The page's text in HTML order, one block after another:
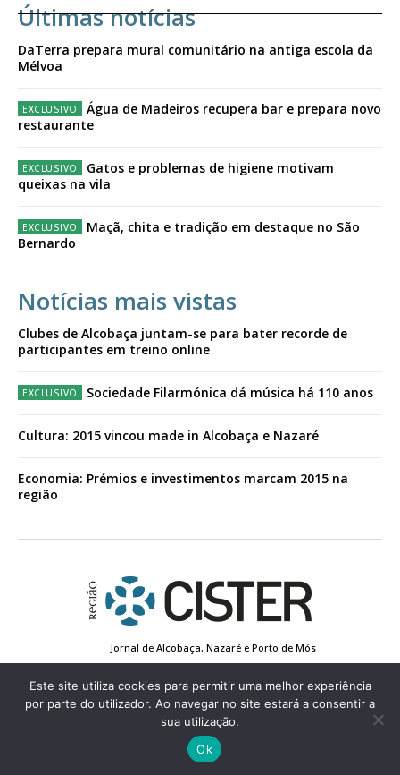
Últimas notícias
DaTerra prepara mural comunitário na antiga escola da
Mélvoa
Água de Madeiros recupera bar e prepara novo
restaurante
Gatos e problemas de higiene motivam
queixas na vila
Maçã, chita e tradição em destaque no São
Bernardo
Notícias mais vistas
Clubes de Alcobaça juntam-se para bater recorde de
participantes em treino online
Sociedade Filarmónica dá música há 110 anos
Cultura: 2015 vincou made in Alcobaça e Nazaré
Economia: Prémios e investimentos marcam 2015 na
região
Jornal de Alcobaça, Nazaré e Porto de Mós
Conta de Registo
Edição Impressa
© 2022 Região de Cister - Todos os direitos reservados.
Este site utiliza cookies para permitir uma melhor experiência
por parte do utilizador. Ao navegar no site estará a consentir a
sua utilização.
Ok